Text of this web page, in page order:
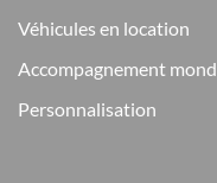
véhicules en location
accompagnement
personnalisation